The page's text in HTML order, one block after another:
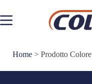
contenuto
Home > Prodotto Colore